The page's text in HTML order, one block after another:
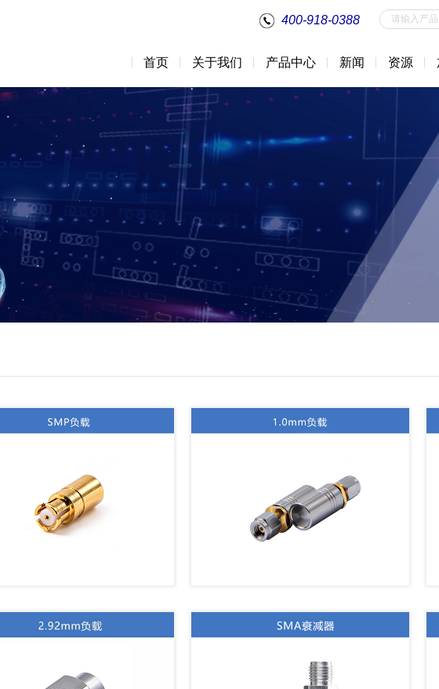
400-918-0388
首页 关于我们 产品中心 新闻 资源